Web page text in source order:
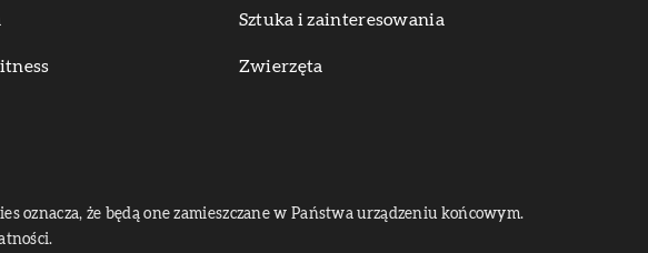
Sztuka i zainteresowania
Zwierzęta
że będą one zamieszczane w Państwa urządzeniu końcowym.
.